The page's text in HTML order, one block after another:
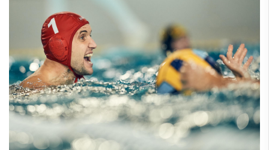
D-34132 Kassel
Fax: +49 561 94083-15
info@dsv.de